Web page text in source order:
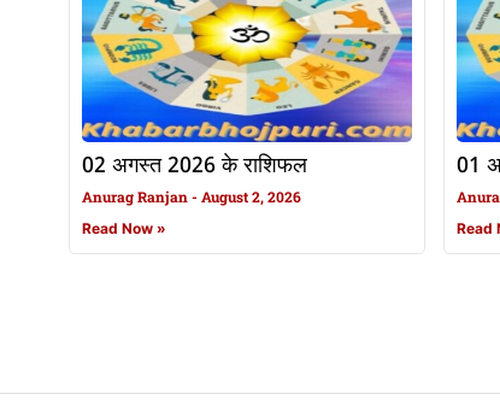
02 अगस्त 2026 के राशिफल
Anurag Ranjan August 2, 2026
Read Now »
01
Read